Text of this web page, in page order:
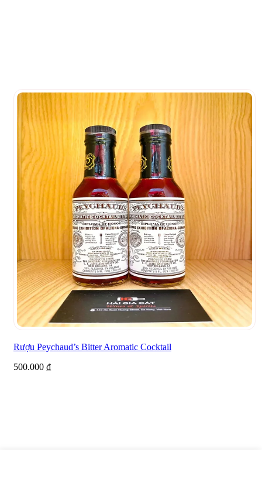
Rượu Peychaud’s Bitter Aromatic Cocktail
500.000 ₫